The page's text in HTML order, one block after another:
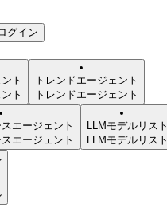
グイン
ト
ト
トレンドエージェント
トレンドエージェント
エージェント
エージェント
LLMモデルリスト
LLMモデルリスト